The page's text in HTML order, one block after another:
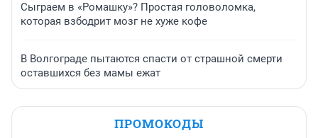
Сыграем в «Ромашку»? Простая головоломка,
которая взбодрит мозг не хуже кофе
В Волгограде пытаются спасти от страшной смерти
оставшихся без мамы ежат
ПРОМОКОДЫ